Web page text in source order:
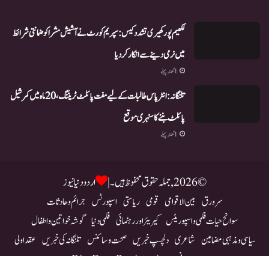
لکھیم پور کھیری تشدد کیس: سپریم کورٹ نے آشیش مشرا کو ضمانتی شرائط
میں نرمی دینے سے انکار کر دیا
1 گھنٹہ پہلے
تلنگانہ: انٹر پاس طالبات کے لیے مفت پائلٹ ٹریننگ، 20 ماہ میں کمرشیل
پائلٹ بننے کا سنہری موقع
1 گھنٹہ پہلے
© 2026, جملہ حقوق محفوظ ہیں۔ | اردو دنیا نیوز
سرورق بین الاقوامی قومی ریاستی اسپورٹس جرائم و حادثات
سوانح حیات فلمی و اسپوریٹس کیریئر اور رہنمائی فلمی دنیا گوشہ خواتین و اطفال
سیاسی و مذہبی مضامین شاعری دلچسپ خبریں صحت و سائنس تلنگانہ کی خبریں عقد اولی